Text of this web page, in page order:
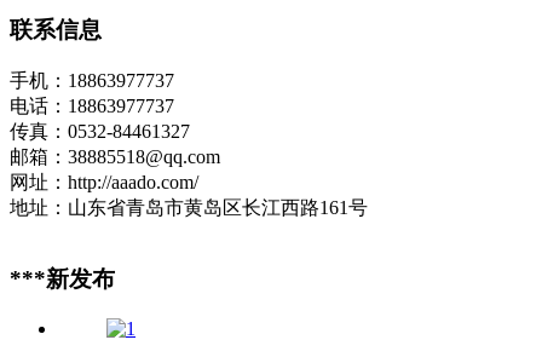
联系信息
手机：18863977737
电话：18863977737
传真：0532-84461327
邮箱：38885518@qq.com
网址：http://aaado.com/
地址：山东省青岛市黄岛区长江西路161号
***新发布